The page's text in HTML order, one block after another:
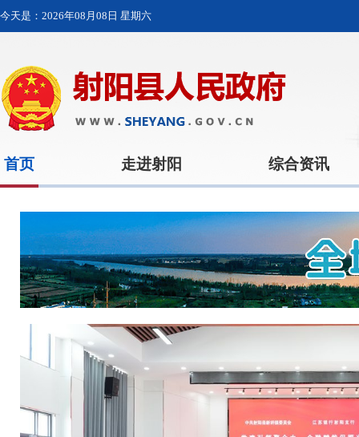
今天是： 2026年08月08日 星期六
首页 走进射阳 综合资讯